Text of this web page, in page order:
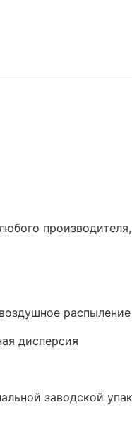
распыление
дисперсия
заводской